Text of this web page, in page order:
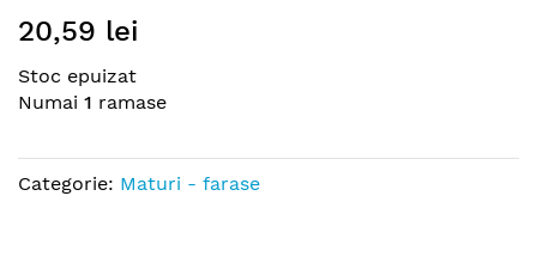
to
beginning
of
images
gallery
20,59 lei
Stoc epuizat
Numai 1 ramase
Categorie: Maturi - farase